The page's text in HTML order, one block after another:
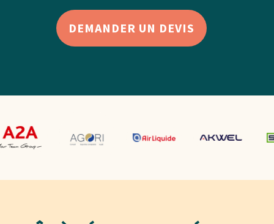
DEMANDER UN DEVIS